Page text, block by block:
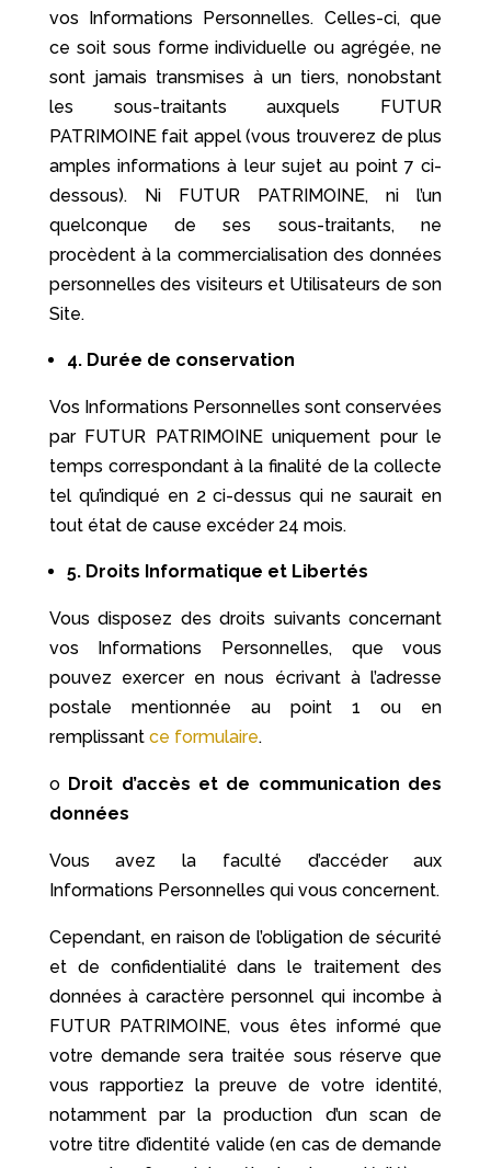
vos Informations Personnelles. Celles-ci, que
ce soit sous forme individuelle ou agrégée, ne
sont jamais transmises à un tiers, nonobstant
les sous-traitants auxquels FUTUR
PATRIMOINE fait appel (vous trouverez de plus
amples informations à leur sujet au point 7 ci-
dessous). Ni FUTUR PATRIMOINE, ni l’un
quelconque de ses sous-traitants, ne
procèdent à la commercialisation des données
personnelles des visiteurs et Utilisateurs de son
Site.
4. Durée de conservation
Vos Informations Personnelles sont conservées
par FUTUR PATRIMOINE uniquement pour le
temps correspondant à la finalité de la collecte
tel qu’indiqué en 2 ci-dessus qui ne saurait en
tout état de cause excéder 24 mois.
5. Droits Informatique et Libertés
Vous disposez des droits suivants concernant
vos Informations Personnelles, que vous
pouvez exercer en nous écrivant à l’adresse
postale mentionnée au point 1 ou en
remplissant ce formulaire.
o Droit d’accès et de communication des
données
Vous avez la faculté d’accéder aux
Informations Personnelles qui vous concernent.
Cependant, en raison de l’obligation de sécurité
et de confidentialité dans le traitement des
données à caractère personnel qui incombe à
FUTUR PATRIMOINE, vous êtes informé que
votre demande sera traitée sous réserve que
vous rapportiez la preuve de votre identité,
notamment par la production d’un scan de
votre titre d’identité valide (en cas de demande